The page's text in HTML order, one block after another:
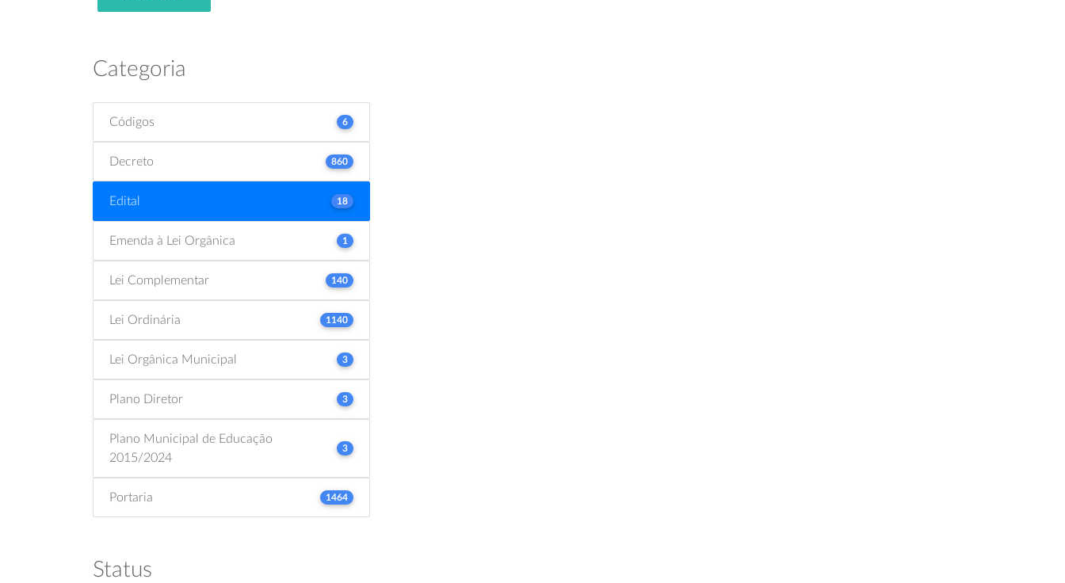
Categoria
Códigos 6
Decreto 860
Edital 18
Emenda à Lei Orgânica 1
Lei Complementar 140
Lei Ordinária 1140
Lei Orgânica Municipal 3
Plano Diretor 3
Plano Municipal de Educação
2015/2024
3
Portaria 1464
Status